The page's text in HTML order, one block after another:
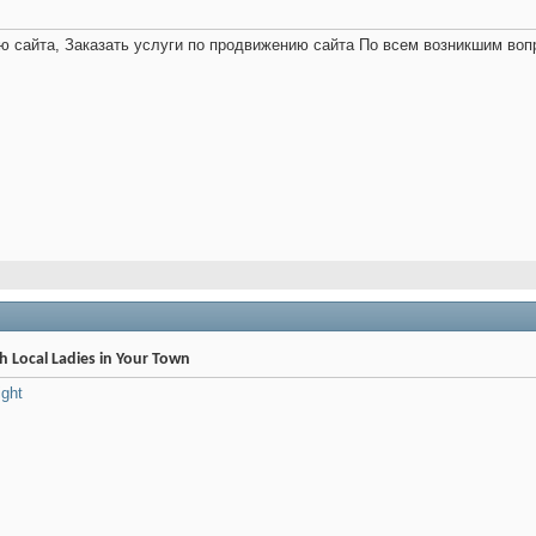
сайта, Заказать услуги по продвижению сайта По всем возникшим
Local Ladies in Your Town